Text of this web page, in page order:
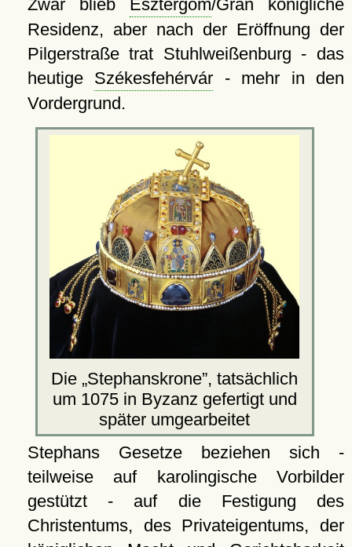
Zwar blieb Esztergom/Gran königliche
Residenz, aber nach der Eröffnung der
Pilgerstraße trat Stuhlweißenburg - das
heutige Székesfehérvár - mehr in den
Vordergrund.
Die Stephanskrone , tatsächlich
um 1075 in Byzanz gefertigt und
später umgearbeitet
Stephans Gesetze beziehen sich -
teilweise auf karolingische Vorbilder
gestützt - auf die Festigung des
Christentums, des Privateigentums, der